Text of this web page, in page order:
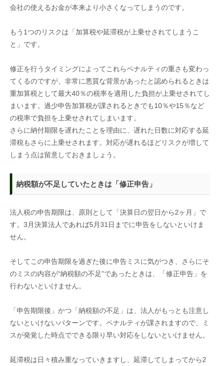
会社の使えるお金が本来より小さくなってしまうのです。
もう 1つのリスクは「加算税や延滞税が上乗せされてしまうこ
と」です。
修正を行うタイミングによってこれらペナルティの重さも変わっ
てくるのですが、非常に悪質な背景があったと認められるときは
重加算税として最大40％の税率を適用した負担が上乗せされてし
まいます。過少申告加算税が課されるときでも10％や15％など
の税率で負担を上乗せされてしまいます。
さらに納付期限を遅れたことを理由に、遅れた日数に対応する延
滞税もさらに上乗せされます。対応が遅れるほどリスクが増して
しまう点は留意しておきましょう。
納税額が不足していたときは「修正申告」
法人税の申告期限は、原則として「決算日の翌日から2ヶ月」で
す。 3 月決算法人であれば5 月31 日までに申告をしないといけま
せん。
そしてこの申告期限を過ぎた後に申告ミスに気がつき、さらにそ
のミスの内容が“納税額の不足”であったときは、「修正申告」を
行わないといけません。
「申告期限後」かつ「納税額の不足」は、法人がもっとも注意し
ないといけないパターンです。ペナルティが課されますので、ミ
スが発覚した時点でできる限り早い対応をしないといけません。
延滞税は日々積み重なっていきますし、延滞してしまってから2